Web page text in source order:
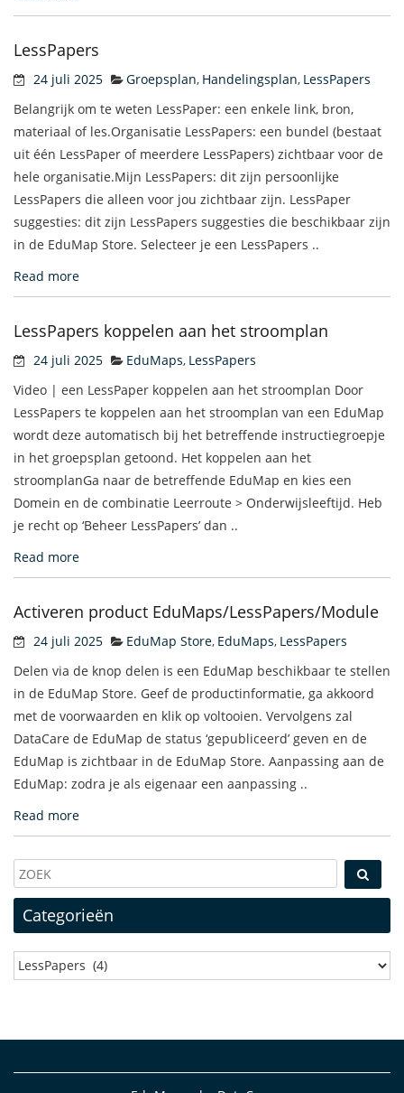
LessPapers
24 juli 2025 Groepsplan, Handelingsplan, LessPapers
Belangrijk om te weten LessPaper: een enkele link, bron,
materiaal of les.Organisatie LessPapers: een bundel (bestaat
uit één LessPaper of meerdere LessPapers) zichtbaar voor de
hele organisatie.Mijn LessPapers: dit zijn persoonlijke
LessPapers die alleen voor jou zichtbaar zijn. LessPaper
suggesties: dit zijn LessPapers suggesties die beschikbaar zijn
in de EduMap Store. Selecteer je een LessPapers ..
Read more
LessPapers koppelen aan het stroomplan
24 juli 2025 EduMaps, LessPapers
Video | een LessPaper koppelen aan het stroomplan Door
LessPapers te koppelen aan het stroomplan van een EduMap
wordt deze automatisch bij het betreffende instructiegroepje
in het groepsplan getoond. Het koppelen aan het
stroomplanGa naar de betreffende EduMap en kies een
Domein en de combinatie Leerroute > Onderwijsleeftijd. Heb
je recht op ‘Beheer LessPapers’ dan ..
Read more
Activeren product EduMaps/LessPapers/Module
24 juli 2025 EduMap Store, EduMaps, LessPapers
Delen via de knop delen is een EduMap beschikbaar te stellen
in de EduMap Store. Geef de productinformatie, ga akkoord
met de voorwaarden en klik op voltooien. Vervolgens zal
DataCare de EduMap de status ‘gepubliceerd’ geven en de
EduMap is zichtbaar in de EduMap Store. Aanpassing aan de
EduMap: zodra je als eigenaar een aanpassing ..
Read more
Categorieën
Categorieën